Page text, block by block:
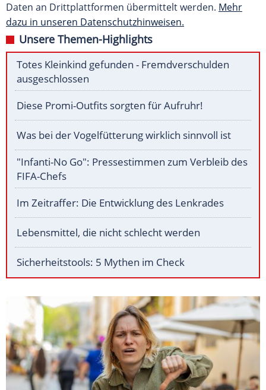
Daten an Drittplattformen übermittelt werden. Mehr
dazu in unseren Datenschutzhinweisen.
Unsere Themen-Highlights
Totes Kleinkind gefunden - Fremdverschulden
ausgeschlossen
Diese Promi-Outfits sorgten für Aufruhr!
Was bei der Vogelfütterung wirklich sinnvoll ist
"Infanti-No Go": Pressestimmen zum Verbleib des
FIFA-Chefs
Im Zeitraffer: Die Entwicklung des Lenkrades
Lebensmittel, die nicht schlecht werden
Sicherheitstools: 5 Mythen im Check